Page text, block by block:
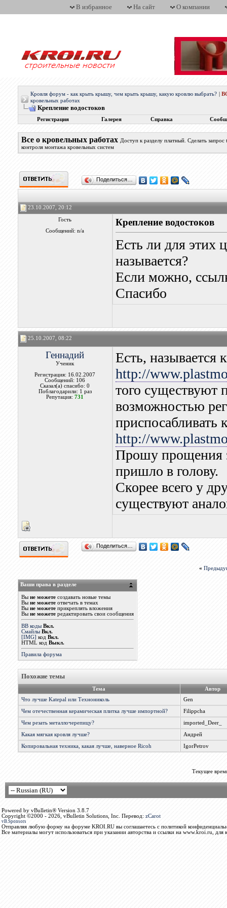
В избранное На сайт О компании
Кровля форум - как крыть крышу, чем крыть крышу, какую кровлю выбрать?
кровельных работах
Крепление водостоков
Регистрация Галерея Справка
Все о кровельных работах Доступ к разделу платный. Сделать
контроля монтажа кровельных систем
Поделиться…
23.10.2007, 20:12
Гость
Сообщений: n/a
Крепление водостоков
Есть ли для этих
называется?
Если можно,
Спасибо
25.10.2007, 08:22
Геннадий
Ученик
Регистрация: 16.02.2007
Сообщений: 106
Сказал(а) спасибо: 0
Поблагодарили: 1 раз
Репутация:731
Есть, называется
http://
того существуют
возможностью
приспосабливать
http://
Прошу прощения
пришло в голову.
Скорее всего у
существуют
Поделиться…
«
Ваши права в разделе
Вы не можетесоздавать новые темы
Вы не можетеотвечать в темах
Вы не можетеприкреплять вложения
Вы не можетередактировать свои сообщения
BB коды Вкл.
Смайлы Вкл.
[IMG] код Вкл.
HTML код Выкл.
Правила форума
Похожие темы
Тема
Автор
Что лучше Katepal или Технониколь
Gen
Чем отечественная керамическая плитка лучше импортной? Filippcha
Чем резать металлочерепицу? imported_Deer_
Какая мягкая кровля лучше? Андрей
Копировальная техника, какая лучше, наверное Ricoh IgorPetrov
Текущее
Powered by vBulletin® Version 3.8.7
Copyright ©2000 - 2026, vBulletin Solutions, Inc. Перевод: zCarot
vB.Sponsors
Отправляя любую форму на форуме KROI.RU вы соглашаетесь с политикой
Все материалы могут использоваться при указании авторства и ссылки на www.kroi.ru, для